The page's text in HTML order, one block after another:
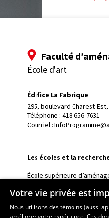
Faculté
École d'art
Édifice La Fabrique
295, boulevard Charest-Est,
Téléphone : 418 656-7631
Courriel :
Les écoles et la recherche
École supérieure
École de design
Centre de recherche en
Votre vie privée est
Nous utilisons des témoins (aussi
améliorer votre expérience. Ces